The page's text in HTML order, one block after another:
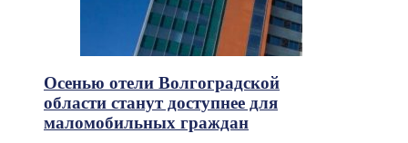
Осенью отели Волгоградской
области станут доступнее для
маломобильных граждан